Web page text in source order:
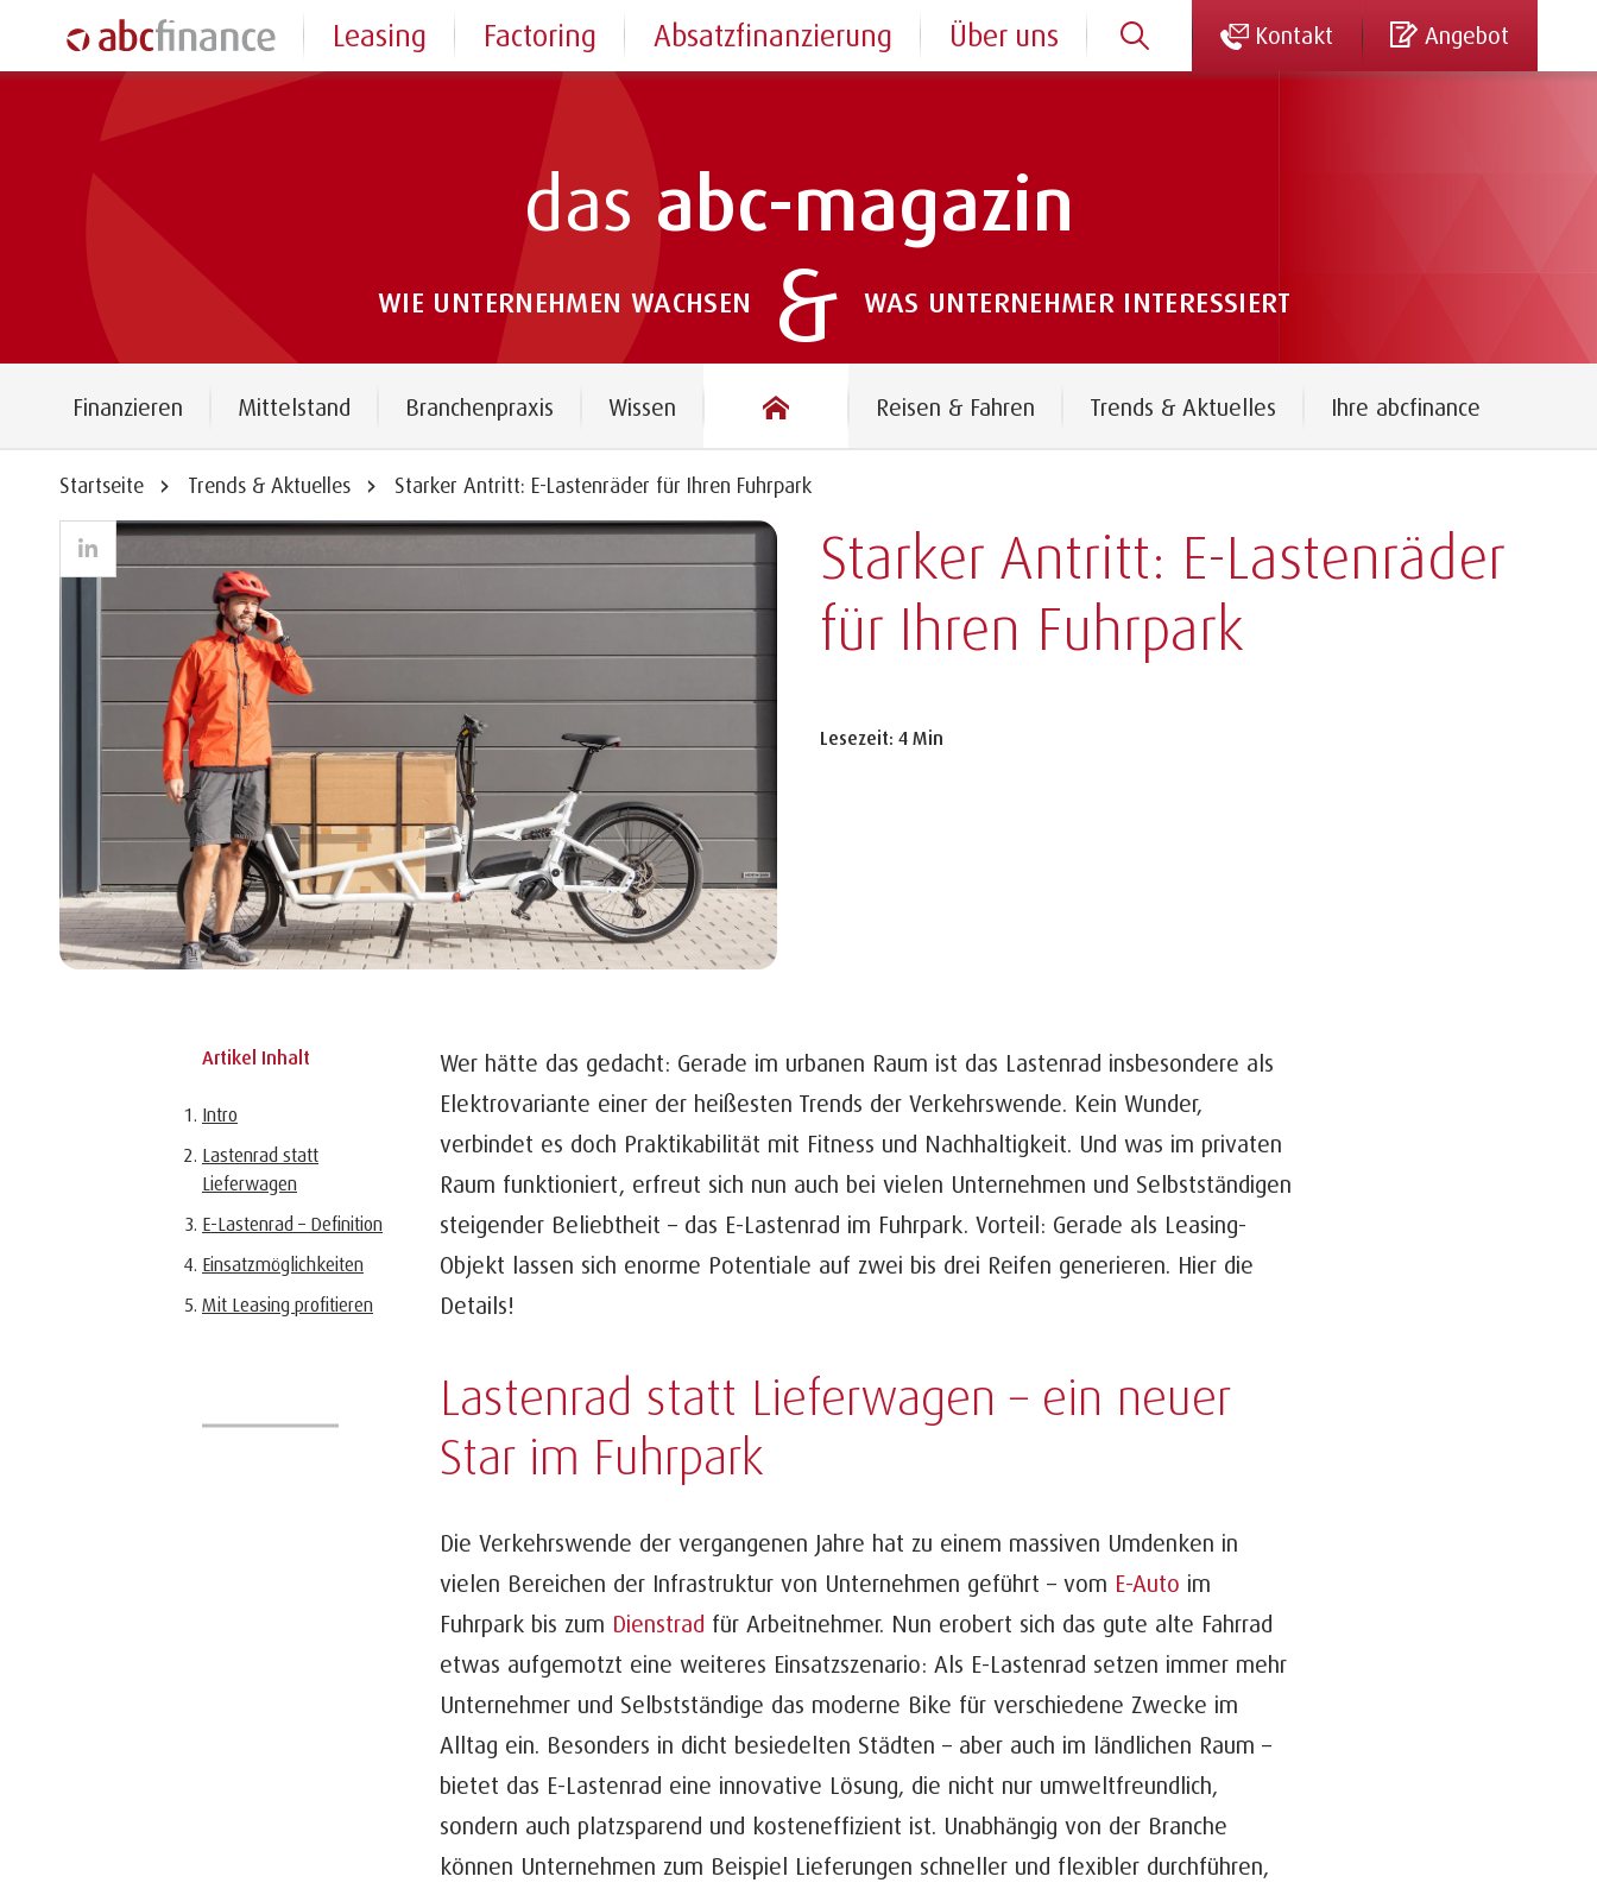
das abc-magazin
WIE UNTERNEHMEN WACHSEN & WAS UNTERNEHMER INTERESSIERT
das abc-magazin
Finanzieren Mittelstand Branchenpraxis Wissen Reisen & Fahren Trends & Aktuelles Ihre abcfinance
Startseite Trends & Aktuelles Starker Antritt: E-Lastenräder für Ihren Fuhrpark
LinkedIn
Starker Antritt: E-Lastenräder
für Ihren Fuhrpark
Lesezeit: 4 Min
Artikel Inhalt
Intro
Lastenrad statt
Lieferwagen
E-Lastenrad – Definition
Einsatzmöglichkeiten
Mit Leasing profitieren
Wer hätte das gedacht: Gerade im urbanen Raum ist das Lastenrad insbesondere als
Elektrovariante einer der heißesten Trends der Verkehrswende. Kein Wunder,
verbindet es doch Praktikabilität mit Fitness und Nachhaltigkeit. Und was im privaten
Raum funktioniert, erfreut sich nun auch bei vielen Unternehmen und Selbstständigen
steigender Beliebtheit – das E-Lastenrad im Fuhrpark. Vorteil: Gerade als Leasing-
Objekt lassen sich enorme Potentiale auf zwei bis drei Reifen generieren. Hier die
Details!
Lastenrad statt Lieferwagen – ein neuer
Star im Fuhrpark
Die Verkehrswende der vergangenen Jahre hat zu einem massiven Umdenken in
vielen Bereichen der Infrastruktur von Unternehmen geführt – vom E-Auto im
Fuhrpark bis zum Dienstrad für Arbeitnehmer. Nun erobert sich das gute alte Fahrrad
etwas aufgemotzt eine weiteres Einsatzszenario: Als E-Lastenrad setzen immer mehr
Unternehmer und Selbstständige das moderne Bike für verschiedene Zwecke im
Alltag ein. Besonders in dicht besiedelten Städten – aber auch im ländlichen Raum –
bietet das E-Lastenrad eine innovative Lösung, die nicht nur umweltfreundlich,
sondern auch platzsparend und kosteneffizient ist. Unabhängig von der Branche
können Unternehmen zum Beispiel Lieferungen schneller und flexibler durchführen,
Leasing Factoring Absatzfinanzierung Über uns Kontakt Angebot